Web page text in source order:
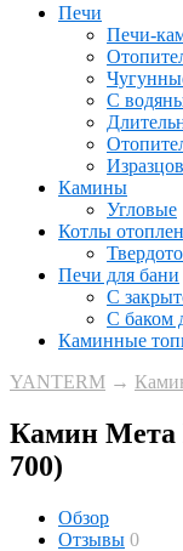
Печи
Печи-
С
Камины
Угловые
Котлы
Печи для бани
С
С баком
Каминные
YANTERM →
Камин Мета
700)
Обзор
Отзывы 0